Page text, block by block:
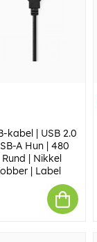
kabel | USB 2.0
A Hun | 480
| Nikkel
| Label